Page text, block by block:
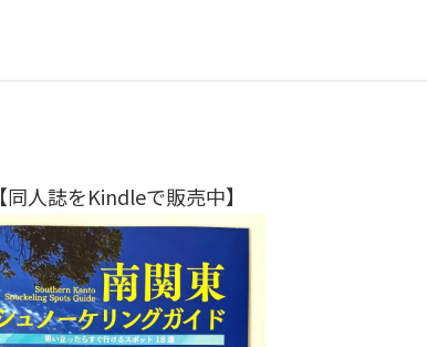
【同人誌をKindleで販売中】